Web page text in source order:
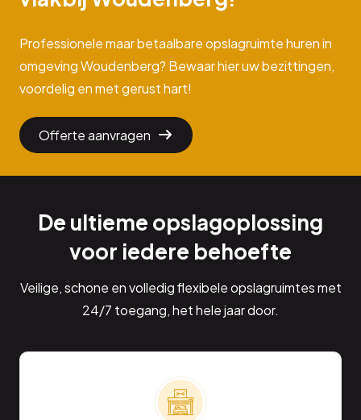
Professionele maar betaalbare opslagruimte huren in
omgeving Woudenberg? Bewaar hier uw bezittingen,
voordelig en met gerust hart!
Offerte aanvragen
De ultieme opslagoplossing
voor iedere behoefte
Veilige, schone en volledig flexibele opslagruimtes met
24/7 toegang, het hele jaar door.